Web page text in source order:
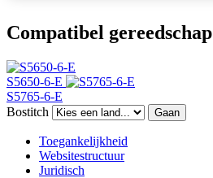
Compatibel gereedschap
S5650-6-E
S5765-6-E
Bostitch
Gaan
Toegankelijkheid
Websitestructuur
Juridisch